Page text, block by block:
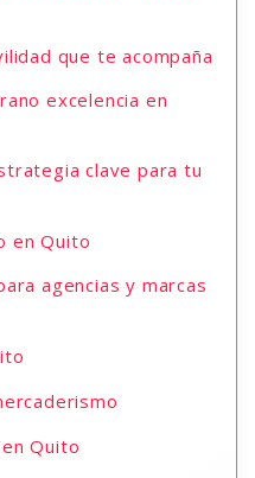
que te acompaña
excelencia en
clave para tu
en Quito
agencias y marcas
Quito